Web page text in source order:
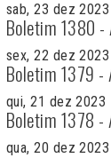
sab, 23 dez 2023
Boletim 1380 -
sex, 22 dez 2023
Boletim 1379 -
qui, 21 dez 2023
Boletim 1378 -
qua, 20 dez 2023